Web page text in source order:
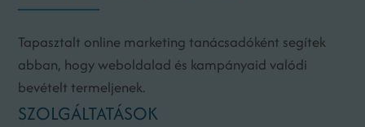
Tapasztalt online marketing tanácsadóként segítek
abban, hogy weboldalad és kampányaid valódi
bevételt termeljenek.
SZOLGÁLTATÁSOK